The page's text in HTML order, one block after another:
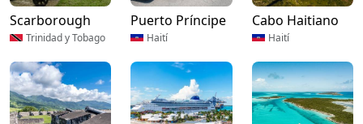
Scarborough
Trinidad y Tobago
Puerto Príncipe
Haití
Cabo Haitiano
Haití